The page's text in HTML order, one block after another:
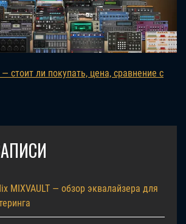
стоит ли покупать, цена, сравнение с
MIXVAULT — обзор эквалайзера для